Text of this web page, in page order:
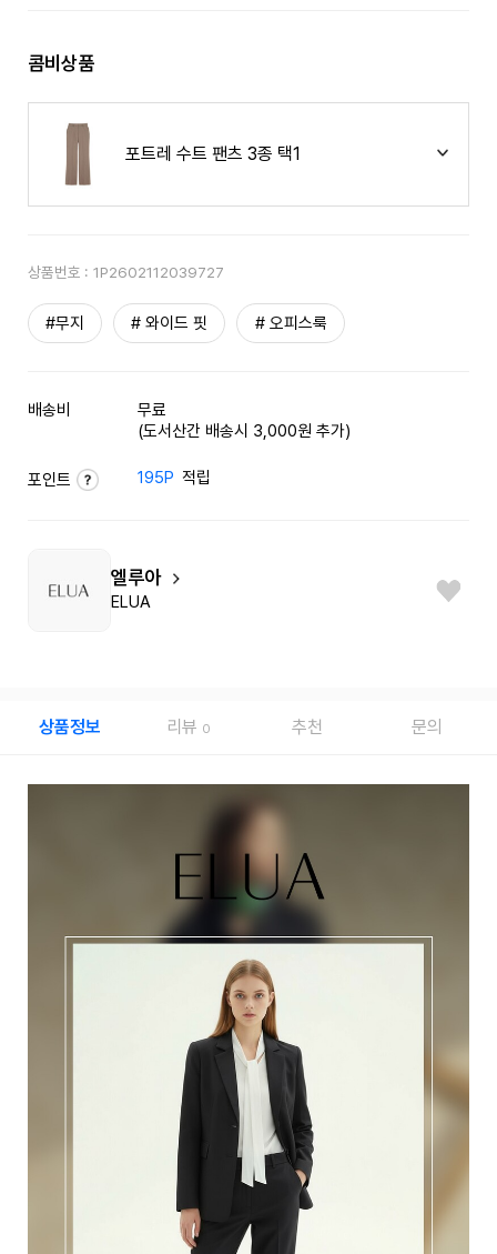
콤비상품
포트레 수트 팬츠 3종 택1
상품번호 : 1P2602112039727
#무지 # 와이드 핏 # 오피스룩
배송비
무료
(도서산간 배송시 3,000원 추가)
포인트 195P 적립
엘루아
ELUA
상품정보 리뷰 0 추천 문의